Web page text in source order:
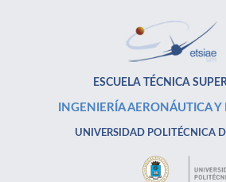
ESCUELA TÉCNICA
INGENIERÍA AERONÁUTICA Y
UNIVERSIDAD POLITÉCNICA